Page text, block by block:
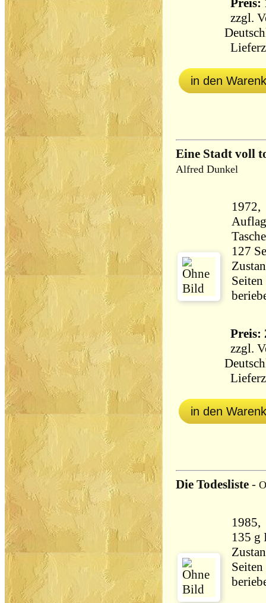
Preis:
zzgl.
in den
Eine Stadt voll
Alfred Dunkel
1972,
Preis:
zzgl.
in den
Die Todesliste -
1985,
135 g